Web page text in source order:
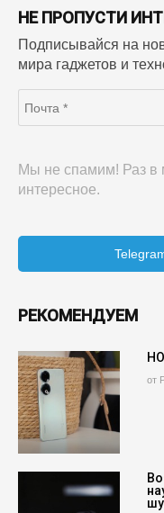
НЕ ПРОПУСТИ
Подписывайся на
мира гаджетов и
Мы не спамим! Раз в
интересное.
РЕКОМЕНДУЕМ
от